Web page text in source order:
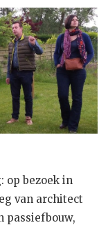
op bezoek in
van architect
passiefbouw,